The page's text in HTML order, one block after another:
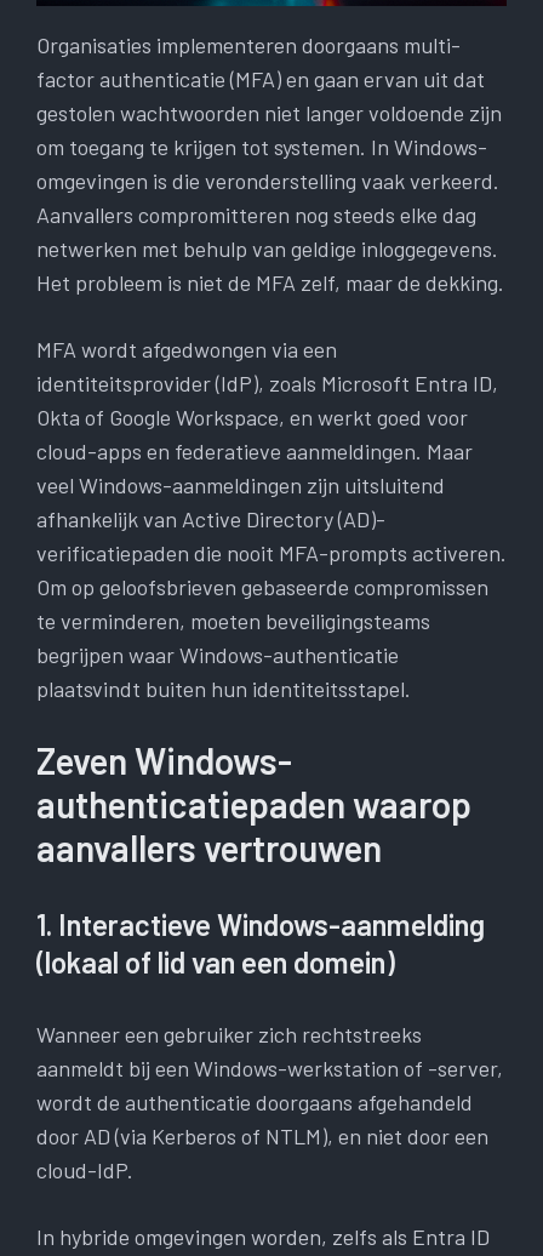
Organisaties implementeren doorgaans multi-
factor authenticatie (MFA) en gaan ervan uit dat
gestolen wachtwoorden niet langer voldoende zijn
om toegang te krijgen tot systemen. In Windows-
omgevingen is die veronderstelling vaak verkeerd.
Aanvallers compromitteren nog steeds elke dag
netwerken met behulp van geldige inloggegevens.
Het probleem is niet de MFA zelf, maar de dekking.
MFA wordt afgedwongen via een
identiteitsprovider (IdP), zoals Microsoft Entra ID,
Okta of Google Workspace, en werkt goed voor
cloud-apps en federatieve aanmeldingen. Maar
veel Windows-aanmeldingen zijn uitsluitend
afhankelijk van Active Directory (AD)-
verificatiepaden die nooit MFA-prompts activeren.
Om op geloofsbrieven gebaseerde compromissen
te verminderen, moeten beveiligingsteams
begrijpen waar Windows-authenticatie
plaatsvindt buiten hun identiteitsstapel.
Zeven Windows-
authenticatiepaden waarop
aanvallers vertrouwen
1. Interactieve Windows-aanmelding
(lokaal of lid van een domein)
Wanneer een gebruiker zich rechtstreeks
aanmeldt bij een Windows-werkstation of -server,
wordt de authenticatie doorgaans afgehandeld
door AD (via Kerberos of NTLM), en niet door een
cloud-IdP.
In hybride omgevingen worden, zelfs als Entra ID